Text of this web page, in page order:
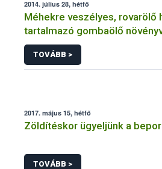
2014. július 28, hétfő
Méhekre veszélyes, rovarölő
tartalmazó gombaölő
forgalomból a NÉBIH
TOVÁBB >
2017. május 15, hétfő
Zöldítéskor ügyeljünk a
TOVÁBB >